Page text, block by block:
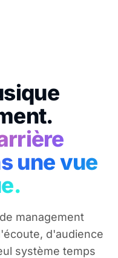
une vue
management
d'audience
système temps